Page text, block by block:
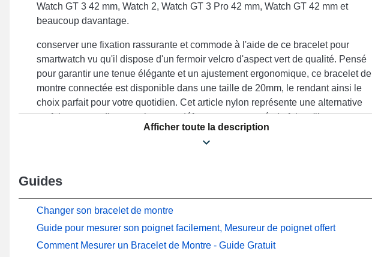
Watch GT 3 42 mm, Watch 2, Watch GT 3 Pro 42 mm, Watch GT 42 mm et
beaucoup davantage.
conserver une fixation rassurante et commode à l'aide de ce bracelet pour
smartwatch vu qu'il dispose d'un fermoir velcro d'aspect vert de qualité. Pensé
pour garantir une tenue élégante et un ajustement ergonomique, ce bracelet de
montre connectée est disponible dans une taille de 20mm, le rendant ainsi le
choix parfait pour votre quotidien. Cet article nylon représente une alternative
parfaite en vue d'en remplacer un défectueux ou usagé, du fait qu'il est
endurant. Accentuant une touche contemporaine et moderne de votre garde-
temps connecté, ce genre de bracelet pour montre correspond parfaitement aux
une attache velcro de fabrication soignée et est convenable avec les gabarits
Watch GT 3 Pro 42 mm, Watch GT 42 mm, Watch 2, Watch GT 3 42 mm et bien
bracelet en nylon Huawei procure une adaptabilité étendue avec une large
gamme de manière sans effort tout en garantissant une durabilité accrue.
Afficher toute la description
Guides
Changer son bracelet de montre
Guide pour mesurer son poignet facilement, Mesureur de poignet offert
Comment Mesurer un Bracelet de Montre - Guide Gratuit